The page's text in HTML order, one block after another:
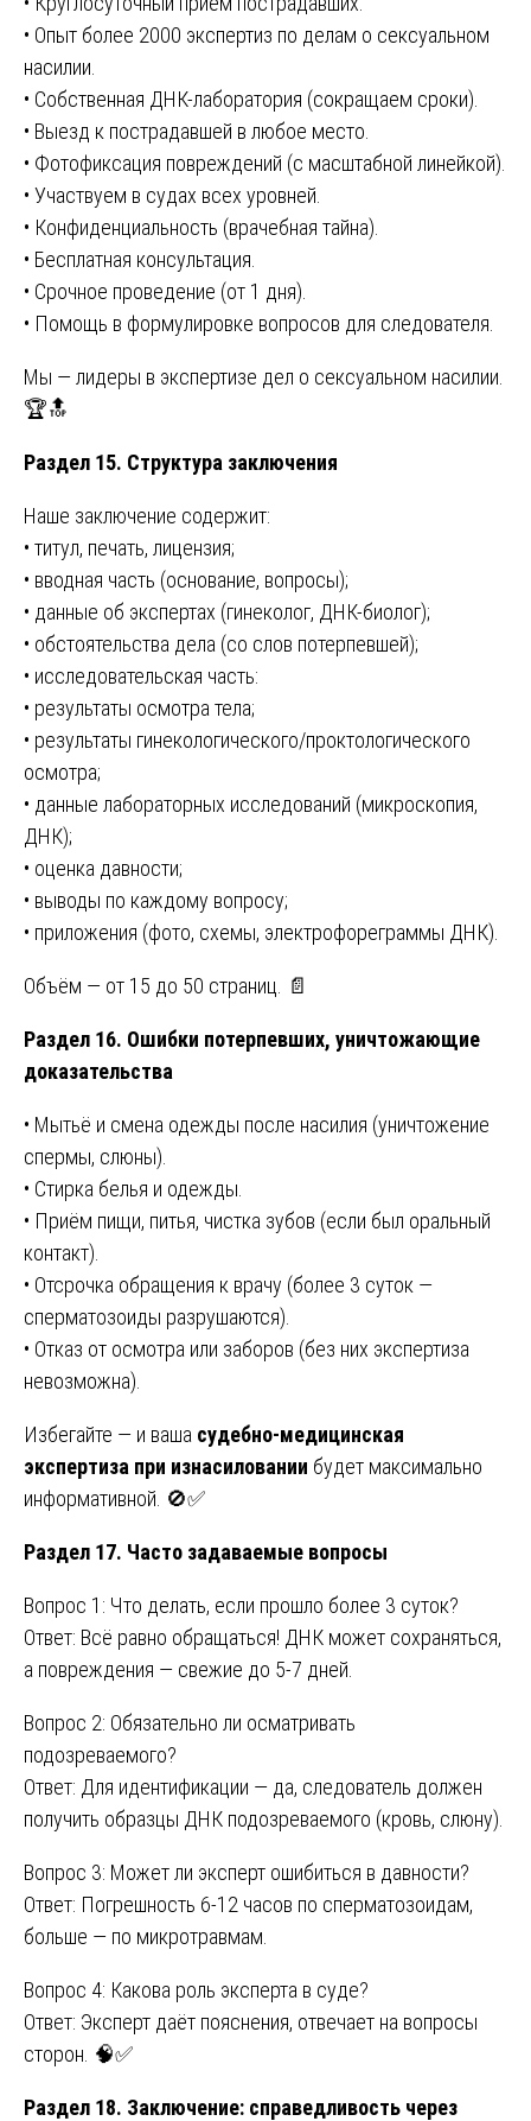
• Опыт более 2000 экспертиз по делам о сексуальном
насилии.
• Собственная ДНК-лаборатория (сокращаем сроки).
• Выезд к пострадавшей в любое место.
• Фотофиксация повреждений (с масштабной линейкой).
• Участвуем в судах всех уровней.
• Конфиденциальность (врачебная тайна).
• Бесплатная консультация.
• Срочное проведение (от 1 дня).
• Помощь в формулировке вопросов для следователя.
Мы — лидеры в экспертизе дел о сексуальном насилии.
🏆🔝
Раздел 15. Структура заключения
Наше заключение содержит:
• титул, печать, лицензия;
• вводная часть (основание, вопросы);
• данные об экспертах (гинеколог, ДНК-биолог);
• обстоятельства дела (со слов потерпевшей);
• исследовательская часть:
• результаты осмотра тела;
• результаты гинекологического/проктологического
осмотра;
• данные лабораторных исследований (микроскопия,
ДНК);
• оценка давности;
• выводы по каждому вопросу;
• приложения (фото, схемы, электрофореграммы ДНК).
Объём — от 15 до 50 страниц. 📄
Раздел 16. Ошибки потерпевших, уничтожающие
доказательства
• Мытьё и смена одежды после насилия (уничтожение
спермы, слюны).
• Стирка белья и одежды.
• Приём пищи, питья, чистка зубов (если был оральный
контакт).
• Отсрочка обращения к врачу (более 3 суток —
сперматозоиды разрушаются).
• Отказ от осмотра или заборов (без них экспертиза
невозможна).
Избегайте — и ваша судебно-медицинская
экспертиза при изнасиловании будет максимально
информативной. 🚫✅
Раздел 17. Часто задаваемые вопросы
Вопрос 1: Что делать, если прошло более 3 суток?
Ответ: Всё равно обращаться! ДНК может сохраняться,
а повреждения — свежие до 5-7 дней.
Вопрос 2: Обязательно ли осматривать
подозреваемого?
Ответ: Для идентификации — да, следователь должен
получить образцы ДНК подозреваемого (кровь, слюну).
Вопрос 3: Может ли эксперт ошибиться в давности?
Ответ: Погрешность 6-12 часов по сперматозоидам,
больше — по микротравмам.
Вопрос 4: Какова роль эксперта в суде?
Ответ: Эксперт даёт пояснения, отвечает на вопросы
сторон. 🧠✅
Раздел 18. Заключение: справедливость через